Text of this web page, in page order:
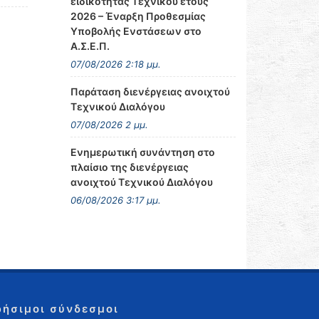
2026 – Έναρξη Προθεσμίας
Υποβολής Ενστάσεων στο
Α.Σ.Ε.Π.
07/08/2026 2:18 μμ.
Παράταση διενέργειας ανοιχτού
Τεχνικού Διαλόγου
07/08/2026 2 μμ.
Ενημερωτική συνάντηση στο
πλαίσιο της διενέργειας
ανοιχτού Τεχνικού Διαλόγου
06/08/2026 3:17 μμ.
σύνδεσμοι